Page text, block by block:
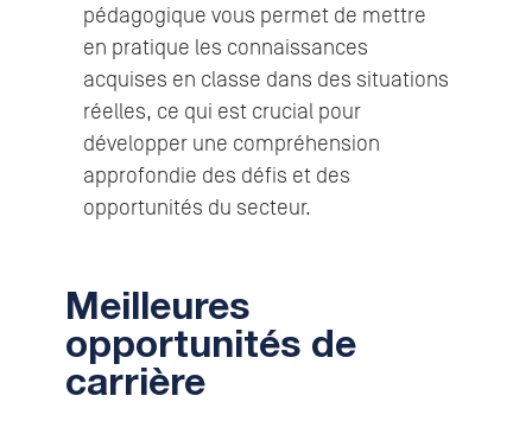
pédagogique vous permet de mettre
en pratique les connaissances
acquises en classe dans des situations
réelles, ce qui est crucial pour
développer une compréhension
approfondie des défis et des
opportunités du secteur.
Meilleures
opportunités de
carrière